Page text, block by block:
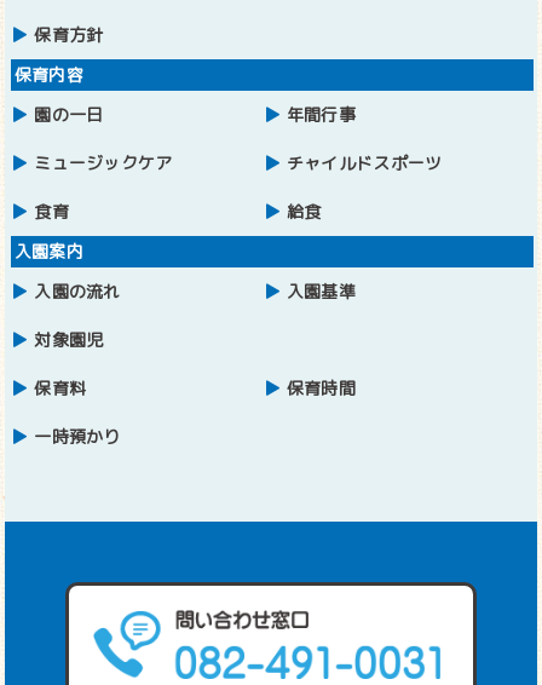
保育方針
保育内容
園の一日
年間行事
ミュージックケア チャイルドスポーツ
食育
給食
入園案内
入園の流れ
入園基準
対象園児
保育料 保育時間
一時預かり